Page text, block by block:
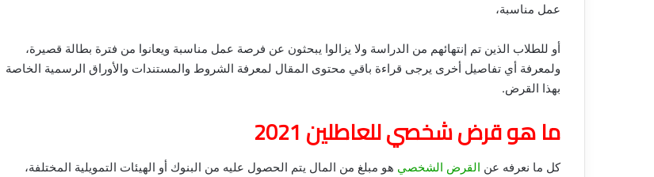
عمل مناسبة،
أو للطلاب الذين تم إنتهائهم من الدراسة ولا يزالوا يبحثون عن فرصة عمل مناسبة ويعانوا من فترة بطالة قصيرة،
ولمعرفة أي تفاصيل أخرى يرجى قراءة باقي محتوى المقال لمعرفة الشروط والمستندات والأوراق الرسمية الخاصة
بهذا القرض.
ما هو قرض شخصي للعاطلين 2021
كل ما نعرفه عن القرض الشخصي هو مبلغ من المال يتم الحصول عليه من البنوك أو الهيئات التمويلية المختلفة،